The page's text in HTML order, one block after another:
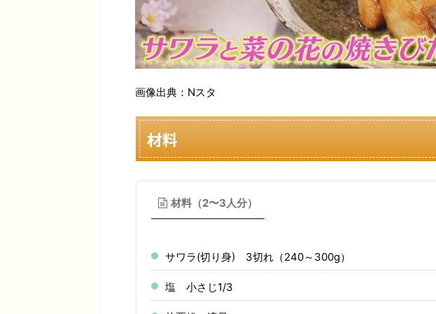
画像出典：Nスタ
材料
材料（2〜3人分）
サワラ(切り身) 3切れ（240～300g）
塩 小さじ1/3